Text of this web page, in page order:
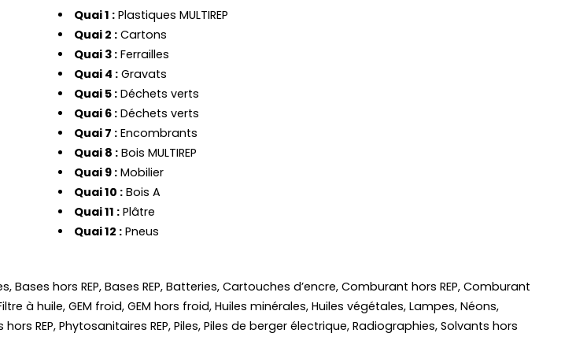
Quai 1 : Plastiques MULTIREP
Quai 2 : Cartons
Quai 3 : Ferrailles
Quai 4 : Gravats
Quai 5 : Déchets verts
Quai 6 : Déchets verts
Quai 7 : Encombrants
Quai 8 : Bois MULTIREP
Quai 9 : Mobilier
Quai 10 : Bois A
Quai 11 : Plâtre
Quai 12 : Pneus
Bases hors REP, Bases REP, Batteries, Cartouches d’encre, Comburant hors REP, Comburant
à huile, GEM froid, GEM hors froid, Huiles minérales, Huiles végétales, Lampes, Néons,
hors REP, Phytosanitaires REP, Piles, Piles de berger électrique, Radiographies, Solvants hors